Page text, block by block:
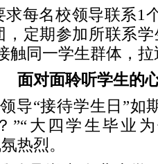
求每名校领导联系1
，定期参加所联系
触同一学生群体，
面对面聆听学生的
导“接待学生日”如
”“大四学生毕业
热烈。